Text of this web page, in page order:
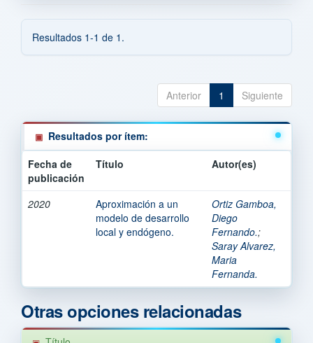
Resultados 1-1 de 1.
Anterior 1 Siguiente
Resultados por ítem:
Fecha de
publicación
Título Autor(es)
2020
Aproximación a un
modelo de desarrollo
local y endógeno.
Ortiz Gamboa,
Diego
Fernando.;
Saray Alvarez,
Maria
Fernanda.
Otras opciones relacionadas